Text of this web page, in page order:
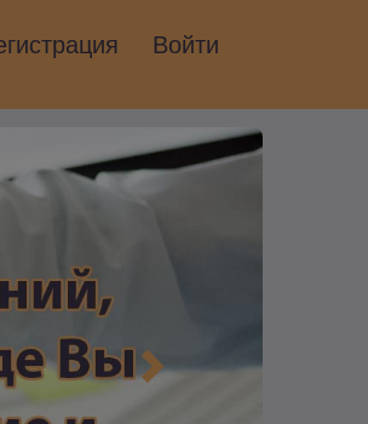
Войти